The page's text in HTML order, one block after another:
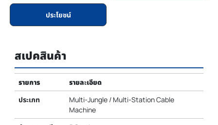
ประโยชน์
สเปคสินค้า
รายการ
รายละเอียด
ประเภท
Multi-Jungle / Multi-Station Cable
Machine